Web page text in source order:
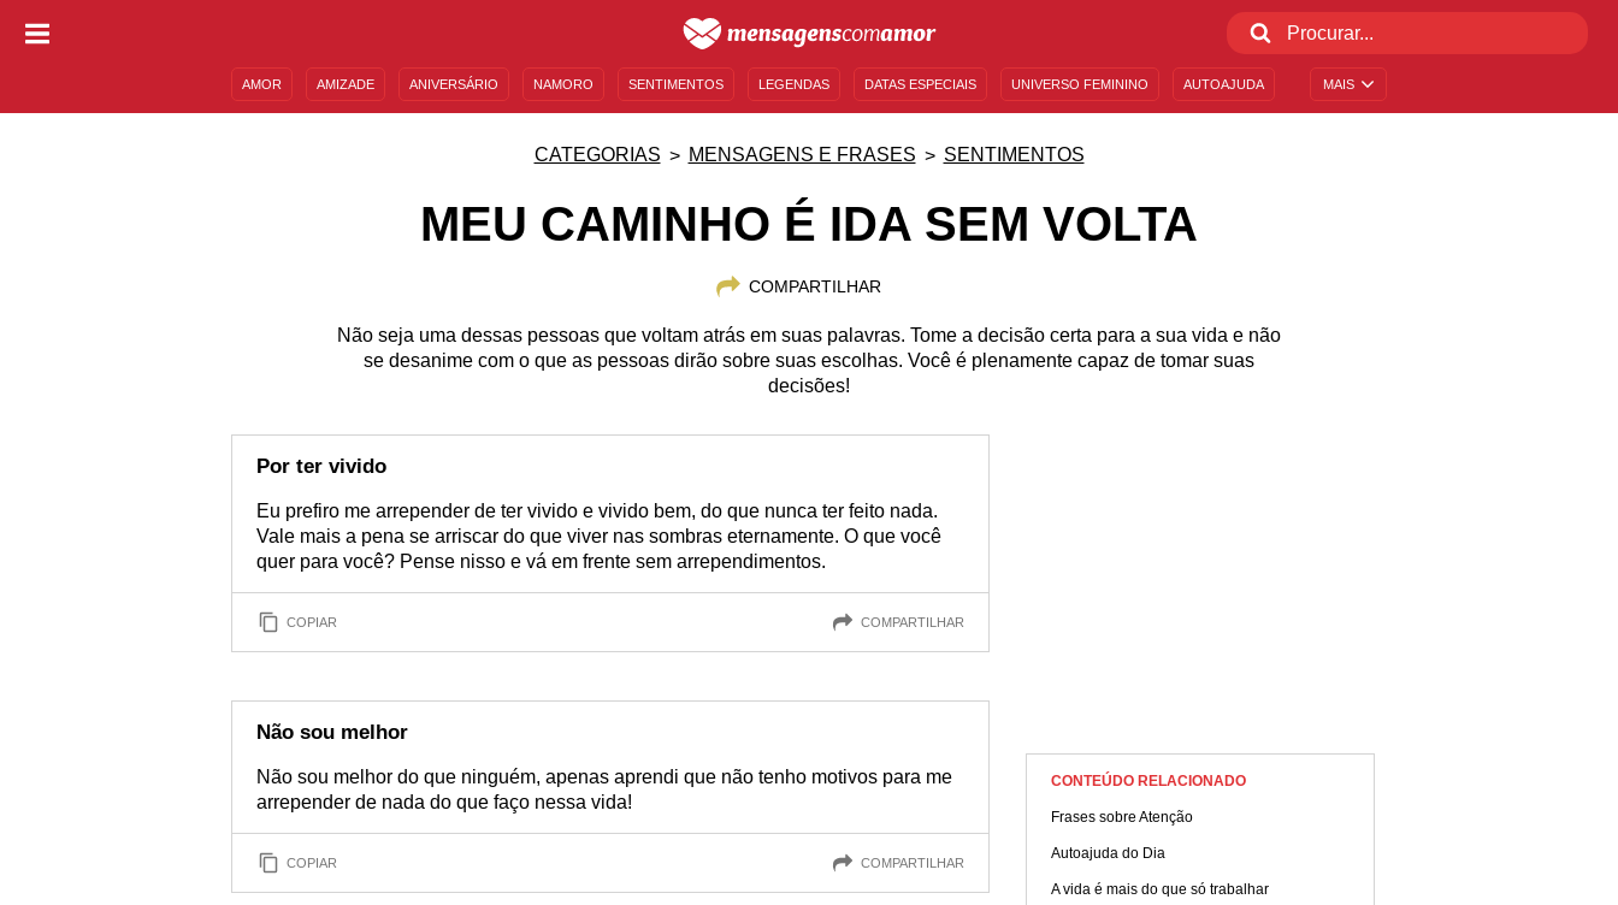
MAIS
AMOR AMIZADE ANIVERSÁRIO NAMORO SENTIMENTOS LEGENDAS DATAS ESPECIAIS UNIVERSO FEMININO AUTOAJUDA
CATEGORIAS MENSAGENS E FRASES SENTIMENTOS
MEU CAMINHO É IDA SEM VOLTA
COMPARTILHAR
Não seja uma dessas pessoas que voltam atrás em suas palavras. Tome a decisão certa para a sua vida e não
se desanime com o que as pessoas dirão sobre suas escolhas. Você é plenamente capaz de tomar suas
decisões!
Por ter vivido
Eu prefiro me arrepender de ter vivido e vivido bem, do que nunca ter feito nada.
Vale mais a pena se arriscar do que viver nas sombras eternamente. O que você
quer para você? Pense nisso e vá em frente sem arrependimentos.
COPIAR COMPARTILHAR
Não sou melhor
Não sou melhor do que ninguém, apenas aprendi que não tenho motivos para me
arrepender de nada do que faço nessa vida!
COPIAR COMPARTILHAR
CONTEÚDO RELACIONADO
Frases sobre Atenção
Autoajuda do Dia
A vida é mais do que só trabalhar